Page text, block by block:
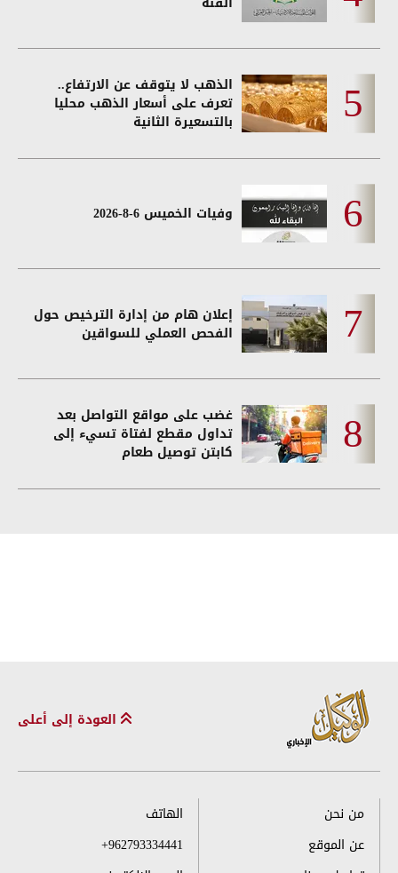
الذهب لا يتوقف عن الارتفاع..
تعرف على أسعار الذهب محليا
بالتسعيرة الثانية
وفيات الخميس 6-8-2026
إعلان هام من إدارة الترخيص حول
الفحص العملي للسواقين
غضب على مواقع التواصل بعد
تداول مقطع لفتاة تسيء إلى
كابتن توصيل طعام
العودة إلى أعلى
من نحن
عن الموقع
الهاتف
+962793334441